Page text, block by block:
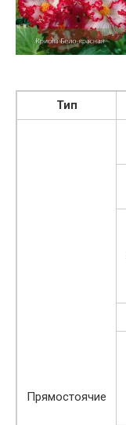
Тип
Прямостоячие